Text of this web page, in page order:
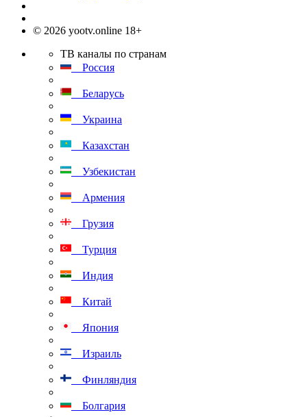
© 2026 yootv.online 18+
ТВ каналы по странам
Россия
Беларусь
Украина
Казахстан
Узбекистан
Армения
Грузия
Турция
Индия
Китай
Япония
Израиль
Финляндия
Болгария